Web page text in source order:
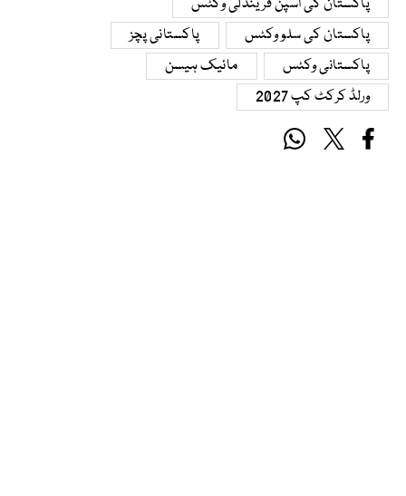
پاکستان کی اسپن فرینڈلی وکٹس
پاکستان کی سلو وکٹس
پاکستانی پچز
پاکستانی وکٹس
مائیک ہیسن
ورلڈ کرکٹ کپ 2027